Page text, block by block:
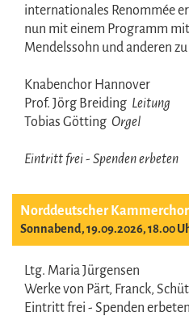
internationales Renommée
nun mit einem Programm
Mendelssohn und anderen zu
Knabenchor Hannover
Prof. Jörg Breiding Leitung
Tobias Götting Orgel
Eintritt frei - Spenden erbeten
Norddeutscher Kammerchor
Sonnabend, 19.09.2026, 18.00
Ltg. Maria Jürgensen
Werke von Pärt, Franck,
Eintritt frei - Spenden erbeten